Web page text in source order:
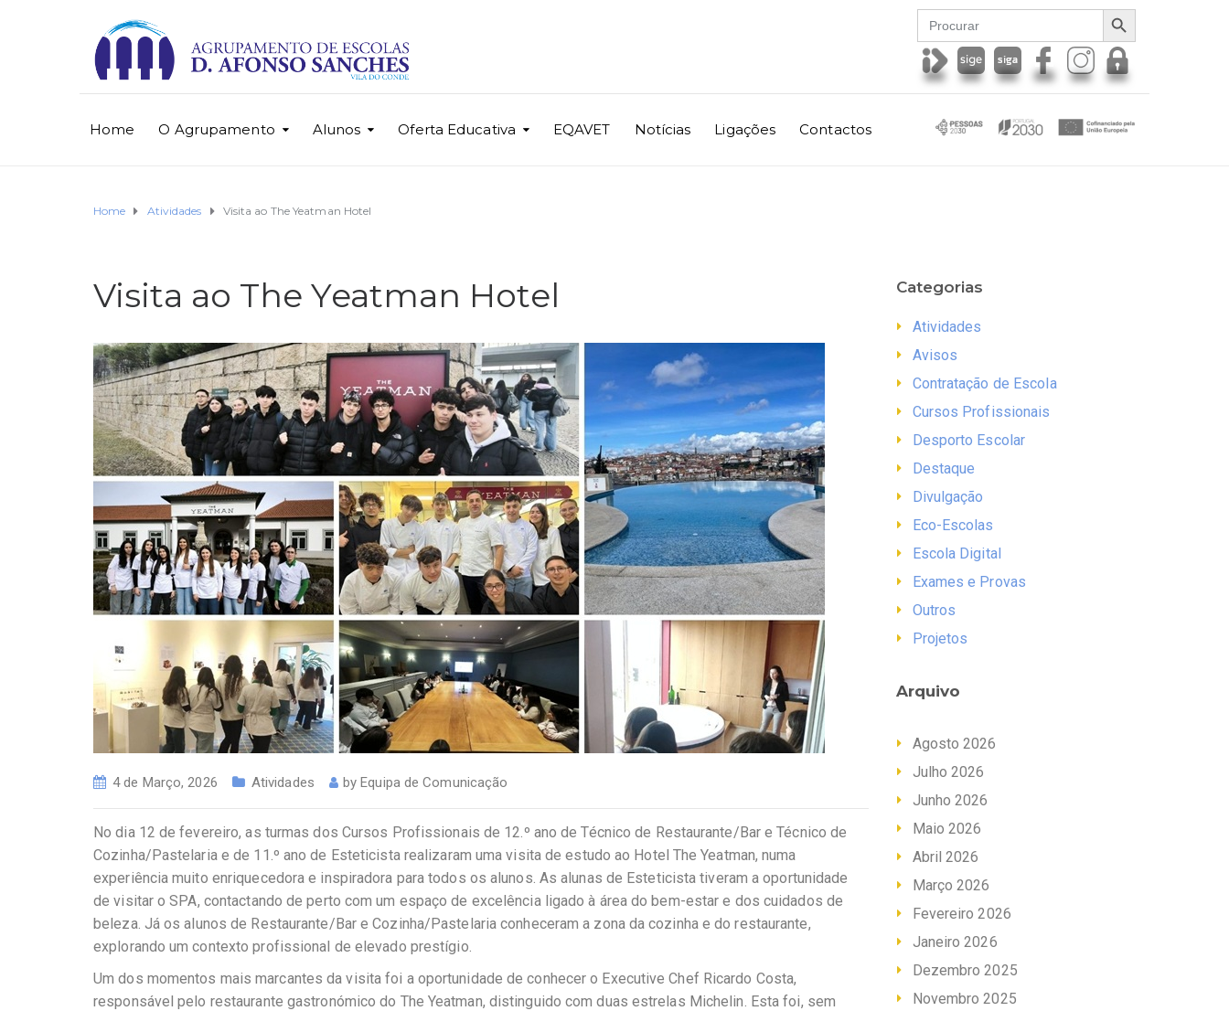
Search
for:
SEARCH BUTTON
Home O Agrupamento Alunos Oferta Educativa EQAVET Notícias Ligações Contactos
Home Atividades Visita ao The Yeatman Hotel
Visita ao The Yeatman Hotel
4 de Março, 2026 Atividades byEquipa de Comunicação
No dia 12 de fevereiro, as turmas dos Cursos Profissionais de 12.º ano de Técnico de Restaurante/Bar e Técnico de
Cozinha/Pastelaria e de 11.º ano de Esteticista realizaram uma visita de estudo ao Hotel The Yeatman, numa
experiência muito enriquecedora e inspiradora para todos os alunos. As alunas de Esteticista tiveram a oportunidade
de visitar o SPA, contactando de perto com um espaço de excelência ligado à área do bem-estar e dos cuidados de
beleza. Já os alunos de Restaurante/Bar e Cozinha/Pastelaria conheceram a zona da cozinha e do restaurante,
explorando um contexto profissional de elevado prestígio.
Um dos momentos mais marcantes da visita foi a oportunidade de conhecer o Executive Chef Ricardo Costa,
responsável pelo restaurante gastronómico do The Yeatman, distinguido com duas estrelas Michelin. Esta foi, sem
Categorias
Atividades
Avisos
Contratação de Escola
Cursos Profissionais
Desporto Escolar
Destaque
Divulgação
Eco-Escolas
Escola Digital
Exames e Provas
Outros
Projetos
Arquivo
Agosto 2026
Julho 2026
Junho 2026
Maio 2026
Abril 2026
Março 2026
Fevereiro 2026
Janeiro 2026
Dezembro 2025
Novembro 2025